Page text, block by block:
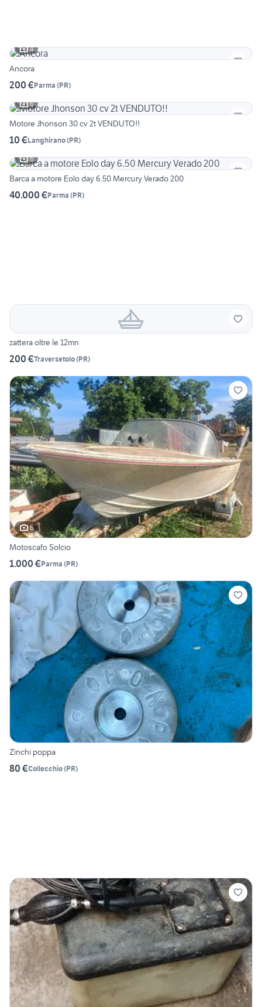
4
Ancora
200 €Parma (PR)
6
Motore Jhonson 30 cv 2t VENDUTO!!
10 €Langhirano(PR)
6
Barca a motore Eolo day 6.50 Mercury Verado 200
40.000 €Parma (PR)
zattera oltre le 12mn
200 €Traversetolo(PR)
6
Motoscafo Solcio
1.000 €Parma (PR)
Zinchi poppa
80 €Collecchio(PR)